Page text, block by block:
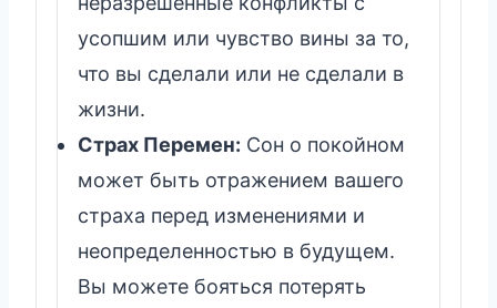
усопшим или чувство вины за то,
что вы сделали или не сделали в
жизни.
Страх Перемен: Сон о покойном
может быть отражением вашего
страха перед изменениями и
неопределенностью в будущем.
Вы можете бояться потерять